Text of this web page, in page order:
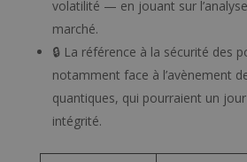
volatilité — en jouant sur
marché.
🔒 La référence à la sécurité des
notamment face à l’avènement
quantiques, qui pourraient un
intégrité.